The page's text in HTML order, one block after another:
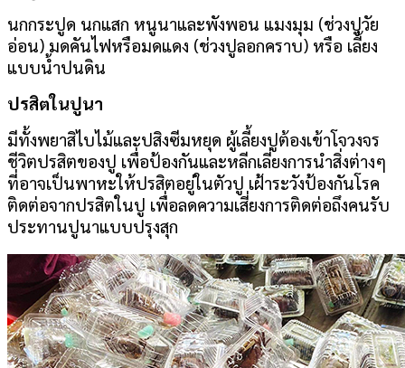
นกกระปูด นกแสก หนูนาและพังพอน แมงมุม (ช่วงปูวัย
อ่อน) มดคันไฟหรือมดแดง (ช่วงปูลอกคราบ) หรือ เลี้ยง
แบบน้ำปนดิน
ปรสิตในปูนา
มีทั้งพยาสิไบไม้และปสิงซีมหยุด ผู้เลี้ยงปูต้องเข้าโจวงจร
ชีวิตปรสิตของปู เพื่อป้องกันและหลีกเลี่ยงการนำสิ่งต่างๆ
ที่อาจเป็นพาหะให้ปรสิตอยู่ในตัวปู เฝ้าระวังป้องกันโรค
ติดต่อจากปรสิตในปู เพื่อลดความเสี่ยงการติดต่อถึงคนรับ
ประทานปูนาแบบปรุงสุก